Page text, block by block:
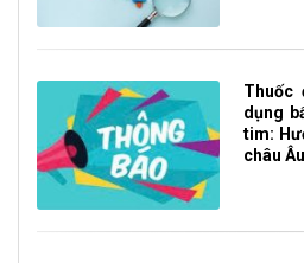
Thuốc
dụng
tim:
châu